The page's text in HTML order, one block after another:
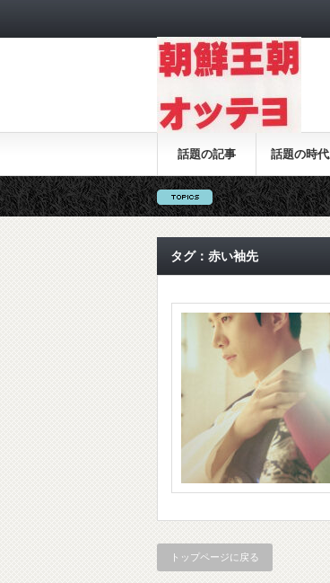
話題の記事 話題の時代
タグ：赤い袖先
トップページに戻る